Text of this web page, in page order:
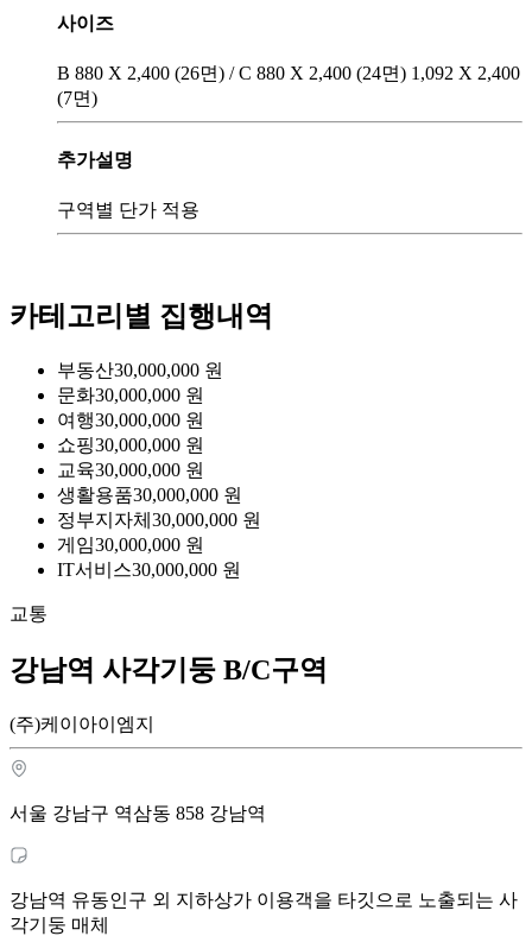
사이즈
B 880 X 2,400 (26면) / C 880 X 2,400 (24면) 1,092 X 2,400
(7면)
추가설명
구역별 단가 적용
카테고리별 집행내역
부동산30,000,000 원
문화30,000,000 원
여행30,000,000 원
쇼핑30,000,000 원
교육30,000,000 원
생활용품30,000,000 원
정부지자체 30,000,000 원
게임30,000,000 원
IT서비스30,000,000 원
교통
강남역 사각기둥 B/C구역
(주)케이아이엠지
서울 강남구 역삼동 858 강남역
강남역 유동인구 외 지하상가 이용객을 타깃으로 노출되는 사
각기둥 매체